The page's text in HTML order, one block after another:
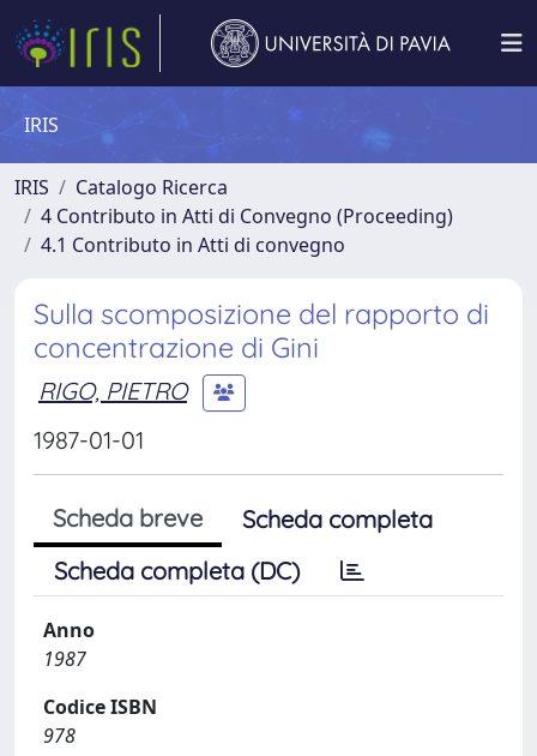
IRIS
IRIS
Catalogo Ricerca
4 Contributo in Atti di Convegno (Proceeding)
4.1 Contributo in Atti di convegno
Sulla scomposizione del rapporto di
concentrazione di Gini
RIGO, PIETRO
1987-01-01
Scheda breve
Scheda completa
Scheda completa (DC)
Anno
1987
Codice ISBN
978